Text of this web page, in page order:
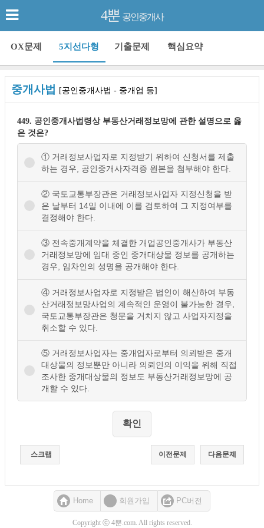
4뿐 공인중개사
OX문제 5지선다형 기출문제 핵심요약
중개사법 [공인중개사법 - 중개업 등]
449. 공인중개사법령상 부동산거래정보망에 관한 설명으로 옳
은 것은?
① 거래정보사업자로 지정받기 위하여 신청서를 제출
하는 경우, 공인중개사자격증 원본을 첨부해야 한다.
② 국토교통부장관은 거래정보사업자 지정신청을 받
은 날부터 14일 이내에 이를 검토하여 그 지정여부를
결정해야 한다.
③ 전속중개계약을 체결한 개업공인중개사가 부동산
거래정보망에 임대 중인 중개대상물 정보를 공개하는
경우, 임차인의 성명을 공개해야 한다.
④ 거래정보사업자로 지정받은 법인이 해산하여 부동
산거래정보망사업의 계속적인 운영이 불가능한 경우,
국토교통부장관은 청문을 거치지 않고 사업자지정을
취소할 수 있다.
⑤ 거래정보사업자는 중개업자로부터 의뢰받은 중개
대상물의 정보뿐만 아니라 의뢰인의 이익을 위해 직접
조사한 중개대상물의 정보도 부동산거래정보망에 공
개할 수 있다.
스크랩 다음문제
이전문제
Home 회원가입 PC버전
Copyright ⓒ 4뿐.com. All rights reserved.